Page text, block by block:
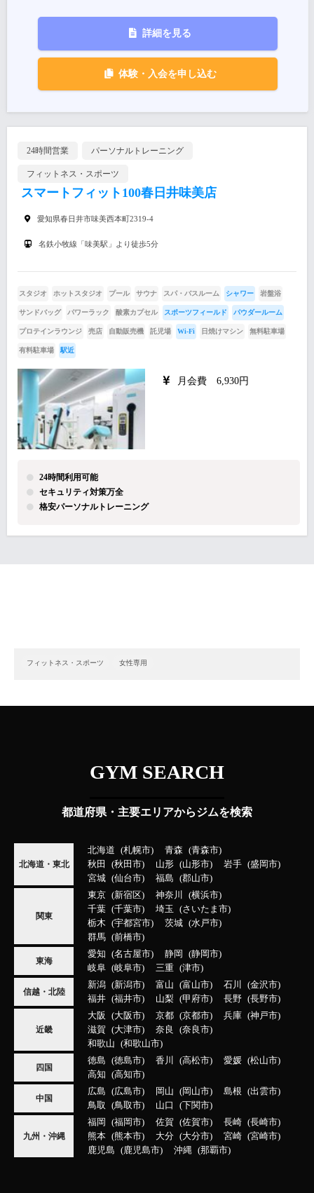
詳細を見る
体験・入会を申し込む
24時間営業 パーソナルトレーニング
フィットネス・スポーツ
スマートフィット100春日井味美店
愛知県春日井市味美西本町2319-4
名鉄小牧線「味美駅」より徒歩5分
スタジオ ホットスタジオ プール サウナ スパ・バスルーム シャワー 岩盤浴
サンドバッグ パワーラック 酸素カプセル スポーツフィールド パウダールーム
プロテインラウンジ 売店 自動販売機 託児場 Wi-Fi 日焼けマシン 無料駐車場
有料駐車場 駅近
月会費 6,930円
24時間利用可能
セキュリティ対策万全
格安パーソナルトレーニング
フィットネス・スポーツ 女性専用
GYM SEARCH
都道府県・主要エリアからジムを検索
北海道・東北
北海道 札幌市 青森
青森市
秋田
秋田市 山形 山形市 岩手
盛岡市
宮城
仙台市 福島 郡山市
関東
東京 新宿区 神奈川
横浜市
千葉
千葉市 埼玉
さいたま市
栃木
宇都宮市 茨城
水戸市
群馬
前橋市
東海
愛知 名古屋市 静岡
静岡市
岐阜
岐阜市 三重 津市
信越・北陸
新潟 新潟市 富山 富山市 石川
金沢市
福井
福井市 山梨 甲府市 長野 長野市
近畿
大阪 大阪市 京都 京都市 兵庫
神戸市
滋賀
大津市 奈良
奈良市
和歌山
和歌山市
四国
徳島 徳島市 香川 高松市 愛媛
松山市
高知
高知市
中国
広島 広島市 岡山 岡山市 島根
出雲市
鳥取
鳥取市 山口 下関市
九州・沖縄
福岡 福岡市 佐賀 佐賀市 長崎
長崎市
熊本
熊本市 大分 大分市 宮崎
宮崎市
鹿児島
鹿児島市 沖縄 那覇市